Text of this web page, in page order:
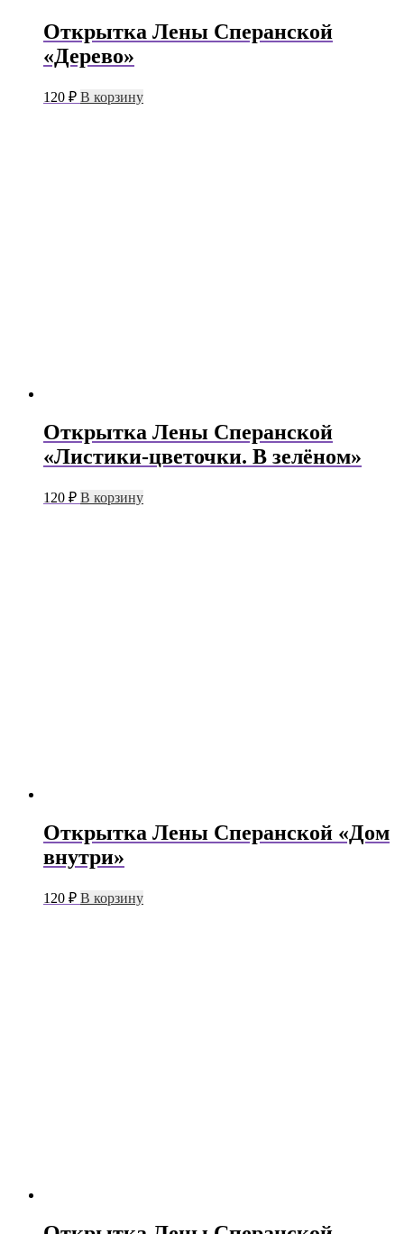
Открытка Лены Сперанской
«Дерево»
120 ₽ В корзину
Открытка Лены Сперанской
«Листики-цветочки. В зелёном»
120 ₽ В корзину
Открытка Лены Сперанской «Дом
внутри»
120 ₽ В корзину